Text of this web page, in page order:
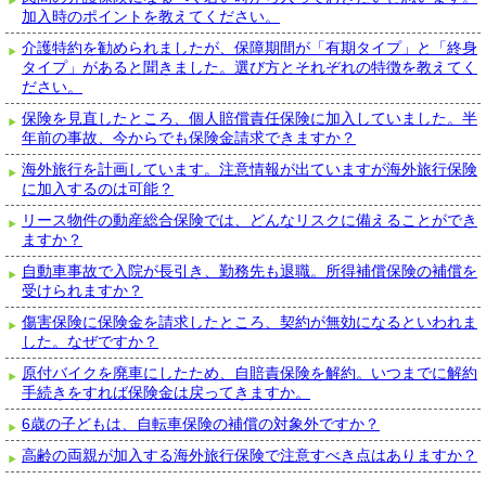
加入時のポイントを教えてください。
介護特約を勧められましたが、保障期間が「有期タイプ」と「終身
タイプ」があると聞きました。選び方とそれぞれの特徴を教えてく
ださい。
保険を見直したところ、個人賠償責任保険に加入していました。半
年前の事故、今からでも保険金請求できますか？
海外旅行を計画しています。注意情報が出ていますが海外旅行保険
に加入するのは可能？
リース物件の動産総合保険では、どんなリスクに備えることができ
ますか？
自動車事故で入院が長引き、勤務先も退職。所得補償保険の補償を
受けられますか？
傷害保険に保険金を請求したところ、契約が無効になるといわれま
した。なぜですか？
原付バイクを廃車にしたため、自賠責保険を解約。いつまでに解約
手続きをすれば保険金は戻ってきますか。
6歳の子どもは、自転車保険の補償の対象外ですか？
高齢の両親が加入する海外旅行保険で注意すべき点はありますか？